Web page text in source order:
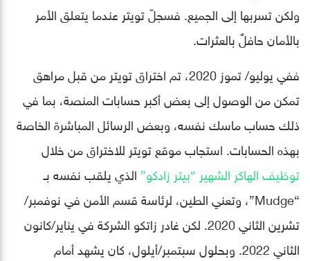
ولكن تسربها إلى الجميع. فسجلّ تويتر عندما يتعلق الأمر
بالأمان حافلٌ بالعثرات.
ففي يوليو/ تموز 2020، تم اختراق تويتر من قبل مراهق
تمكن من الوصول إلى بعض أكبر حسابات المنصة، بما في
ذلك حساب ماسك نفسه، وبعض الرسائل المباشرة الخاصة
بهذه الحسابات. استجاب موقع تويتر للاختراق من خلال
توظيف الهاكر الشهير “بيتر زادكو” الذي يلقب نفسه بـ
“Mudge”، وتعني الطين، لرئاسة قسم الأمن في نوفمبر/
تشرين الثاني 2020. لكن غادر زاتكو الشركة في يناير/كانون
الثاني 2022. وبحلول سبتمبر/أيلول، كان يشهد أمام